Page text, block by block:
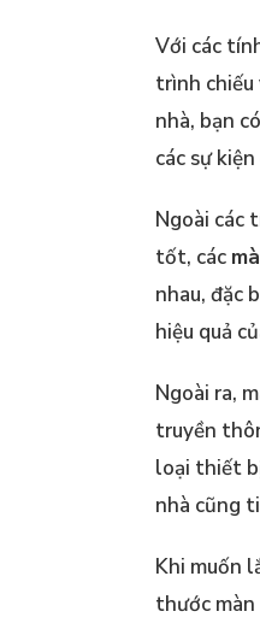
Với các
trình chiếu
nhà, bạn
các sự
Ngoài các
tốt, các
nhau, đặc
hiệu quả
Ngoài ra,
truyền
loại thiết
nhà cũng
Khi muốn
thước